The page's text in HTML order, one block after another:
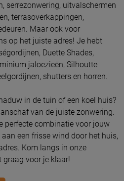
serrezonwering, uitvalschermen
terrasoverkappingen,
Maar ook voor
op het juiste adres! Je hebt
Duette Shades,
jaloezieën, Silhoutte
shutters en horren.
in de tuin of een koel huis?
van de juiste zonwering.
perfecte combinatie voor jouw
een frisse wind door het huis,
Kom langs in onze
voor je klaar!